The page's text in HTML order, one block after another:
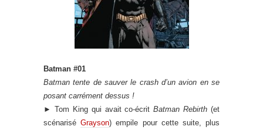
Batman #01
Batman tente de sauver le crash d’un avion en se
posant carrément dessus !
► Tom King qui avait co-écritBatman Rebirth (et
scénariséGrayson) empile pour cette suite, plus